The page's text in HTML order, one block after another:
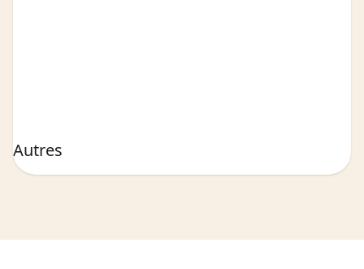
Autres